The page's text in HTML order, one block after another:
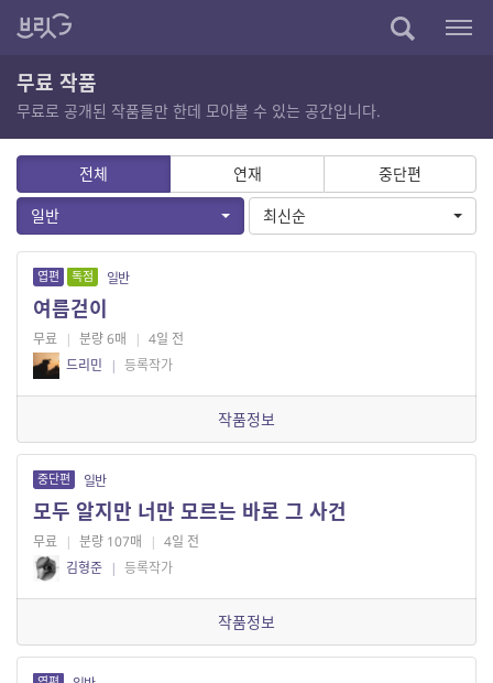
무료 작품
무료로 공개된 작품들만 한데 모아볼 수 있는 공간입니다.
전체 연재
중단편
일반
최신순
엽편 독점 일반
여름걷이
무료 | 분량 6매 | 4일 전
드리민
| 등록작가
작품정보
중단편 일반
모두 알지만 너만 모르는 바로 그 사건
무료 | 분량 107매 | 4일 전
김형준 | 등록작가
작품정보